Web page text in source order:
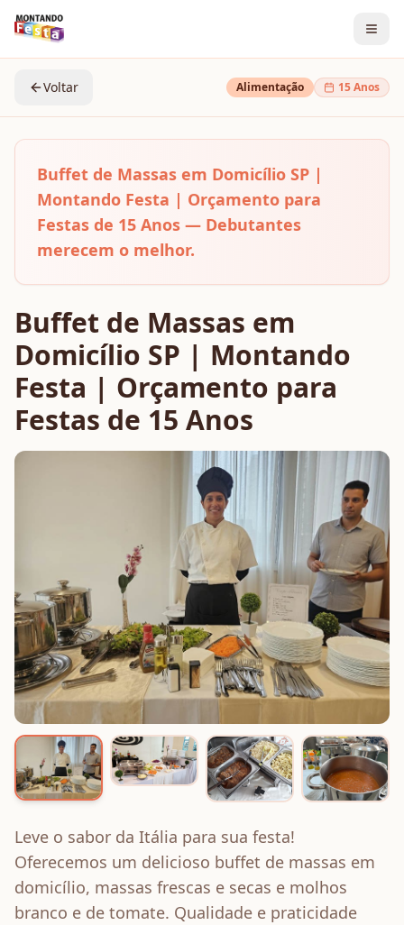
Voltar Alimentação 15 Anos
Buffet de Massas em Domicílio SP |
Montando Festa | Orçamento para
Festas de 15 Anos — Debutantes
merecem o melhor.
Buffet de Massas em
Domicílio SP | Montando
Festa | Orçamento para
Festas de 15 Anos
Leve o sabor da Itália para sua festa!
Oferecemos um delicioso buffet de massas em
domicílio, massas frescas e secas e molhos
branco e de tomate. Qualidade e praticidade